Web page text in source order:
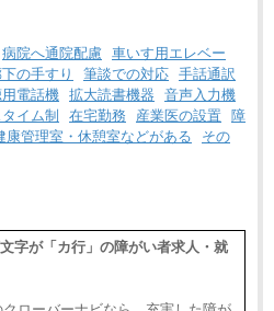
病院へ通院配慮 車いす用エレベー
の手すり 筆談での対応 手話通訳
電話機 拡大読書機器
音声入力機
イム制 在宅勤務 産業医の設置
障
康管理室・休憩室などがある
その
字が「カ行」の障がい者求人・就